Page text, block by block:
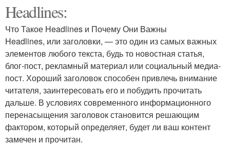
Headlines:
Что Такое Headlines и Почему Они Важны
Headlines, или заголовки, — это один из самых важных
элементов любого текста, будь то новостная статья,
блог-пост, рекламный материал или социальный медиа-
пост. Хороший заголовок способен привлечь внимание
читателя, заинтересовать его и побудить прочитать
дальше. В условиях современного информационного
перенасыщения заголовок становится решающим
фактором, который определяет, будет ли ваш контент
замечен и прочитан.